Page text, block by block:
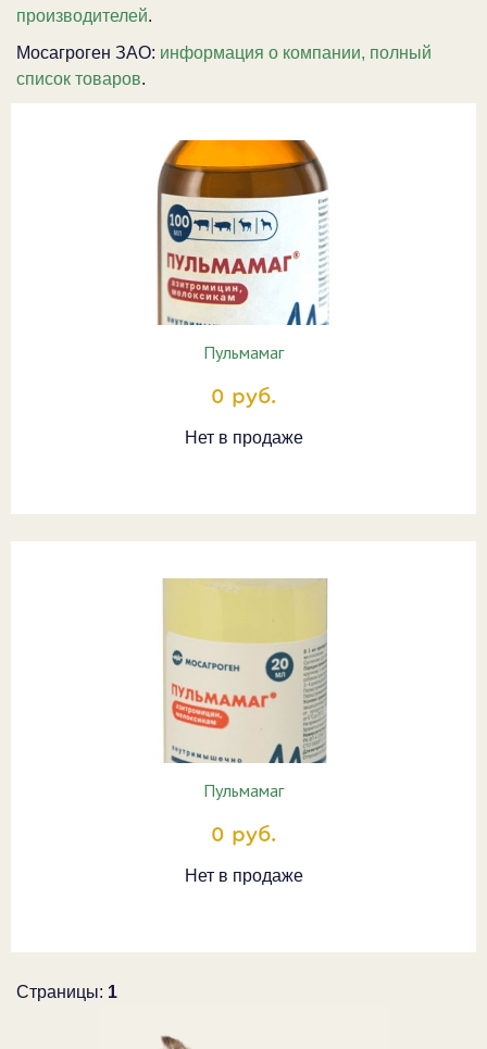
производителей.
Мосагроген ЗАО: информация о компании, полный
список товаров.
Пульмамаг
0 руб.
Нет в продаже
Пульмамаг
0 руб.
Нет в продаже
Страницы: 1